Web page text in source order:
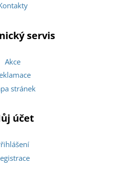
servis
Akce
stránek
účet